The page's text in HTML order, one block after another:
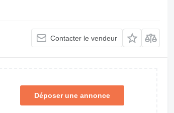
Contacter le vendeur
Déposer une annonce